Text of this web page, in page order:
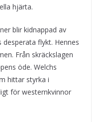
hjärta.
blir kidnappad av
flykt. Hennes
Från skräckslagen
öde. Welchs
hittar styrka i
för westernkvinnor